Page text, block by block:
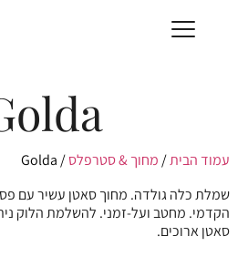
עמוד הבית/ מחוך & סטרפלס/ Golda
שמלת כלה גולדה. מחוך סאטן עשיר עם
הקדמי. מחטב ועל-זמני. להשלמת הלוק
סאטן ארוכים.